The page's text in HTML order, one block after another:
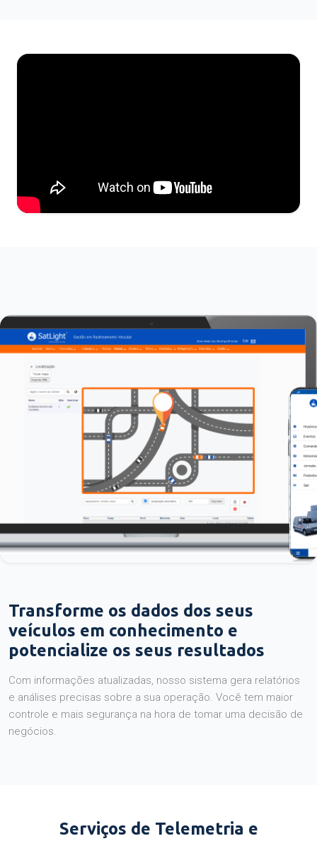
Transforme os dados dos seus
veículos em conhecimento e
potencialize os seus resultados
Com informações atualizadas, nosso sistema gera relatórios
e análises precisas sobre a sua operação. Você tem maior
controle e mais segurança na hora de tomar uma decisão de
negócios.
Serviços de Telemetria e